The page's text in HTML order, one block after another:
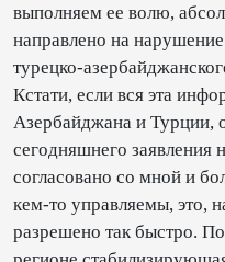
выполняем ее волю,
направлено на
турецко-
Кстати, если вся эта
Азербайджана и Турции,
сегодняшнего заявления
согласовано со мной и
кем-то управляемы, это,
разрешено так быстро.